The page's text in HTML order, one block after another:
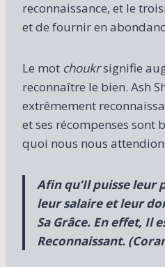
reconnaissance, et le
et de fournir en
Le mot choukrsignifie
reconnaître le bien. Ash
extrêmement
et ses récompenses sont
quoi nous nous
Afin qu’Il puisse
leur salaire et leur
Sa Grâce. En effet, Il
Reconnaissant.